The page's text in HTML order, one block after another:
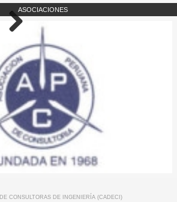
ASOCIACIONES
CONSULTORAS DE INGENIERÍA (CADECI)